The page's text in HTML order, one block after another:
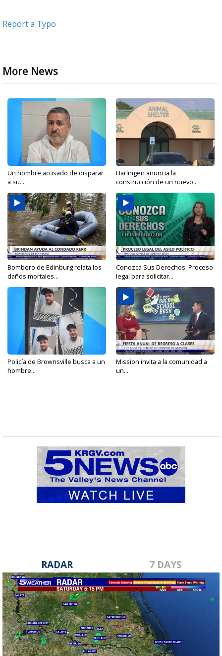
Report a Typo
More News
Un hombre acusado de disparar
a su...
Harlingen anuncia la
construcción de un nuevo...
Bombero de Edinburg relata los
daños mortales...
Conozca Sus Derechos: Proceso
legal para solicitar...
Policía de Brownsville busca a un
hombre...
Mission invita a la comunidad a
un...
RADAR 7 DAYS